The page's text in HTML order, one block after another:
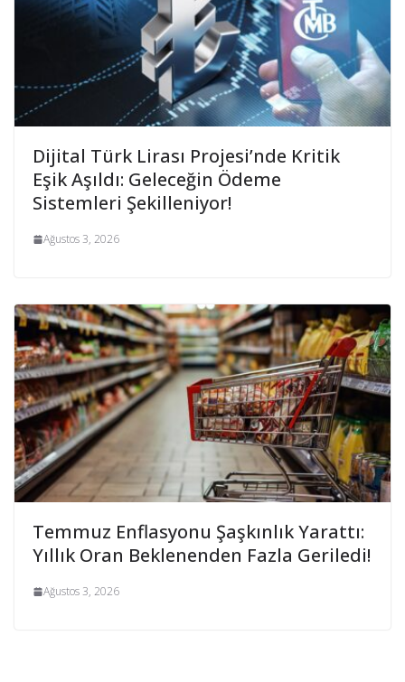
Dijital Türk Lirası Projesi’nde Kritik
Eşik Aşıldı: Geleceğin Ödeme
Sistemleri Şekilleniyor!
Ağustos 3, 2026
Temmuz Enflasyonu Şaşkınlık Yarattı:
Yıllık Oran Beklenenden Fazla Geriledi!
Ağustos 3, 2026